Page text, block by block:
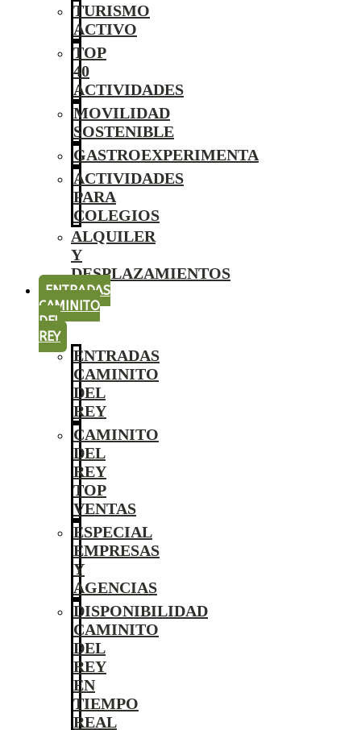
TURISMO
ACTIVO
TOP
40
ACTIVIDADES
MOVILIDAD
SOSTENIBLE
GASTROEXPERIMENTA
ACTIVIDADES
PARA
COLEGIOS
ALQUILER
Y
DESPLAZAMIENTOS
ENTRADAS
CAMINITO
DEL
REY
ENTRADAS
CAMINITO
DEL
REY
CAMINITO
DEL
REY
TOP
VENTAS
ESPECIAL
EMPRESAS
Y
AGENCIAS
DISPONIBILIDAD
CAMINITO
DEL
REY
EN
TIEMPO
REAL